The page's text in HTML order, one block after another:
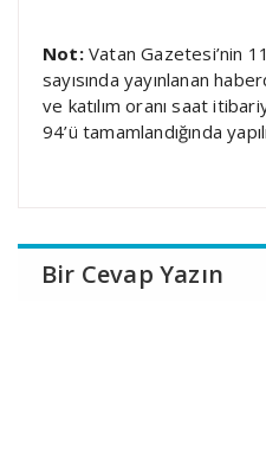
Not:Vatan Gazetesi’nin
sayısında yayınlanan
ve katılım oranı saat
94’ü tamamlandığında
Bir Cevap Yazın